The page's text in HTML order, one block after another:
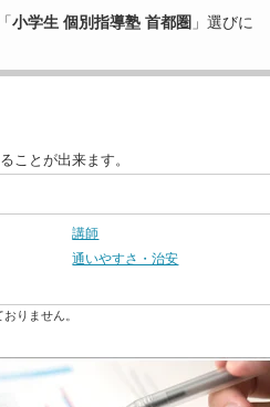
小学生 個別指導塾 首都圏 」選びに
ことが出来ます。
講師
通いやすさ・治安
りません。